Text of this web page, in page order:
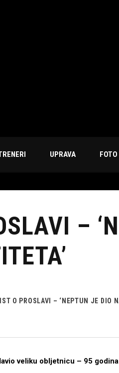
UPRAVA FOTO
–
O PROSLAVI – ‘NEPTUN JE DIO
veliku obljetnicu – 95